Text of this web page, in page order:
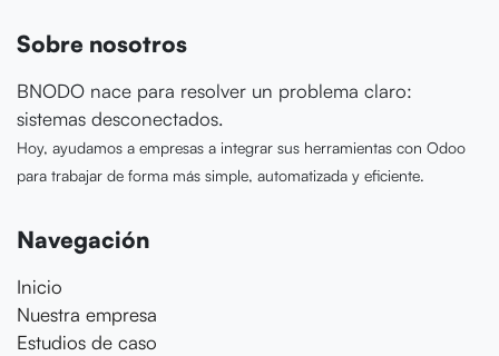
Sobre nosotros
BNODO nace para resolver un problema claro:
sistemas desconectados.
Hoy, ayudamos a empresas a integrar sus herramientas con Odoo
para trabajar de forma más simple, automatizada y eficiente.
Navegación
Inicio
Nuestra empresa
Estudios de caso